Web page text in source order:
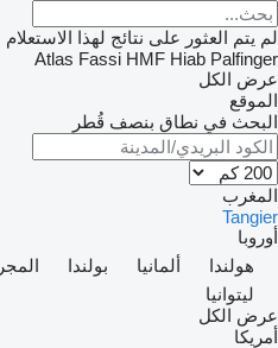
لم يتم العثور على نتائج لهذا الاستعلام
Atlas Fassi HMF Hiab Palfinger
عرض الكل
الموقع
البحث في نطاق بنصف قُطر
المغرب
Tangier
أوروبا
هولندا
ألمانيا بولندا المجر
ليتوانيا
عرض الكل
أمريكا